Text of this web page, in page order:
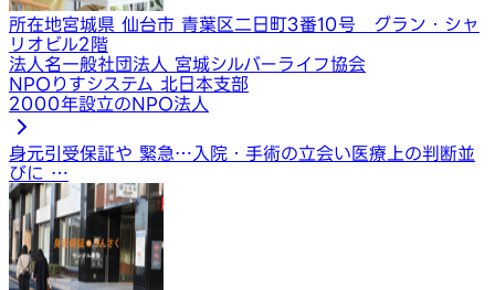
所在地宮城県 仙台市 青葉区二日町3番10号 グラン・シャ
リオビル2階
法人名一般社団法人 宮城シルバーライフ協会
NPOりすシステム 北日本支部
2000年設立のNPO法人
身元引受保証や 緊急… 入院・手術の立会い医療上の判断並
びに …